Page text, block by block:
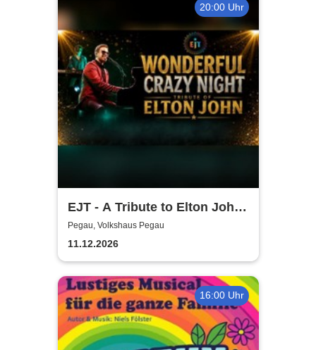
20:00 Uhr
EJT - A Tribute to Elton John /
Wonderful Crazy Night
Pegau, Volkshaus Pegau
11.12.2026
16:00 Uhr